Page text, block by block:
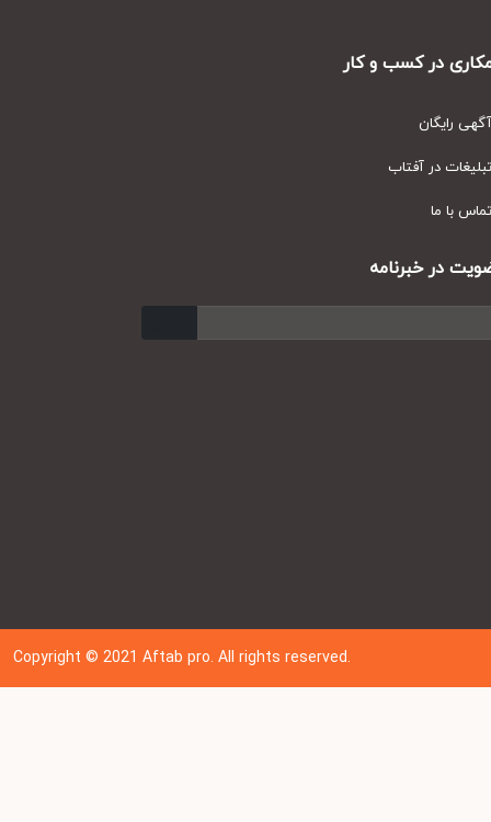
در کسب و کار
رایگان
در آفتاب
با ما
در خبرنامه
Copyright © 202 1Aftab pro. All rights reserved.